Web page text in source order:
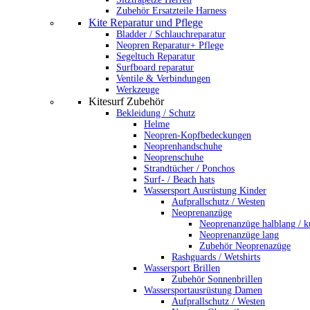
Zubehör Ersatzteile Harness
Kite Reparatur und Pflege
Bladder / Schlauchreparatur
Neopren Reparatur+ Pflege
Segeltuch Reparatur
Surfboard reparatur
Ventile & Verbindungen
Werkzeuge
Kitesurf Zubehör
Bekleidung / Schutz
Helme
Neopren-Kopfbedeckungen
Neoprenhandschuhe
Neoprenschuhe
Strandtücher / Ponchos
Surf- / Beach hats
Wassersport Ausrüstung Kinder
Aufprallschutz / Westen
Neoprenanzüge
Neoprenanzüge halblang /
Neoprenanzüge lang
Zubehör Neoprenazüge
Rashguards / Wetshirts
Wassersport Brillen
Zubehör Sonnenbrillen
Wassersportausrüstung Damen
Aufprallschutz / Westen